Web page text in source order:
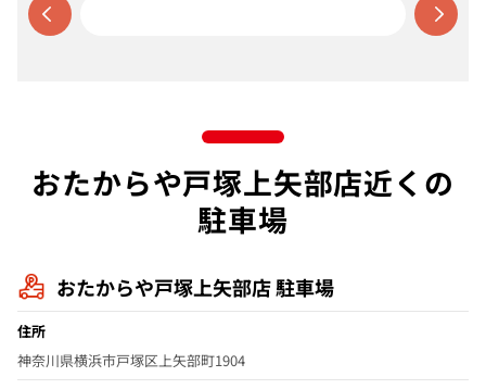
おたからや戸塚上矢部店近くの
駐車場
おたからや戸塚上矢部店 駐車場
住所
神奈川県横浜市戸塚区上矢部町1904